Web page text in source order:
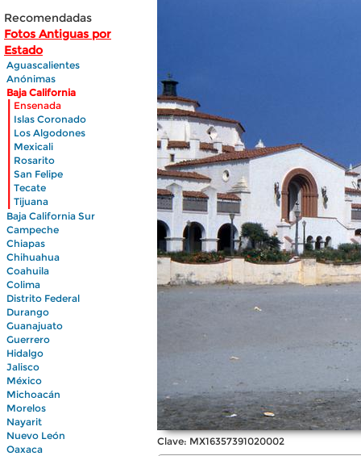
Recomendadas
Fotos Antiguas por
Estado
Aguascalientes
Anónimas
Baja California
| Ensenada
Islas Coronado
Los Algodones
Mexicali
Rosarito
San Felipe
Tecate
Tijuana
Baja California Sur
Campeche
Chiapas
Chihuahua
Coahuila
Colima
Distrito Federal
Durango
Guanajuato
Guerrero
Hidalgo
Jalisco
México
Michoacán
Morelos
Nayarit
Nuevo León
Oaxaca
Clave: MX16357391020002